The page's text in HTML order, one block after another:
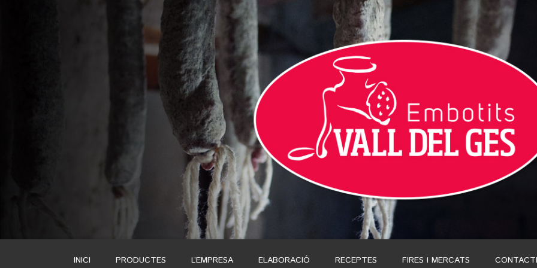
INICI PRODUCTES L’EMPRESA ELABORACIÓ RECEPTES FIRES I MERCATS